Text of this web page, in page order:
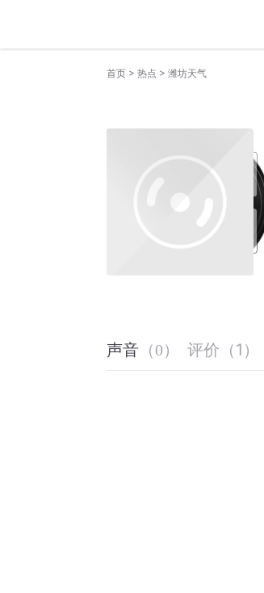
首页 > 热点 > 潍坊天气
声音 （0） 评价 （1 ）